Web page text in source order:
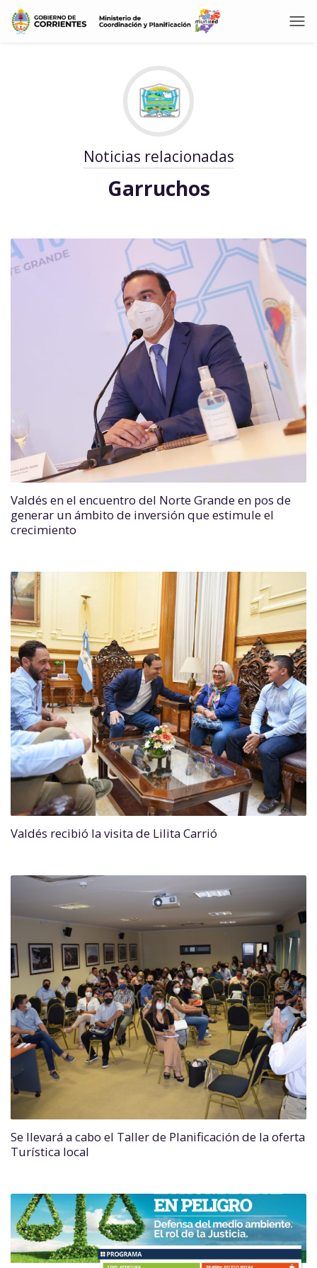
Noticias relacionadas
Garruchos
Valdés en el encuentro del Norte Grande en pos de
generar un ámbito de inversión que estimule el
crecimiento
Valdés recibió la visita de Lilita Carrió
Se llevará a cabo el Taller de Planificación de la oferta
Turística local